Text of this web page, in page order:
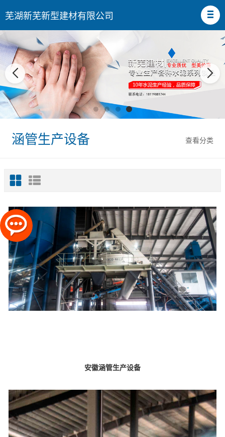
芜湖新芜新型建材有限公司
查看分类
涵管生产设备
安徽涵管生产设备